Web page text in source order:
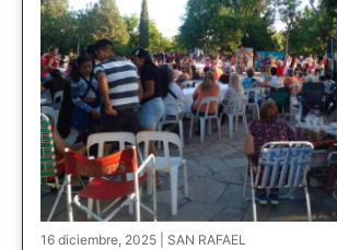
16 diciembre, 2025 | SAN RAFAEL